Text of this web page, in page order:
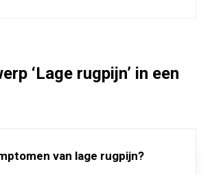
‘Lage rugpijn’ in een
van lage rugpijn?